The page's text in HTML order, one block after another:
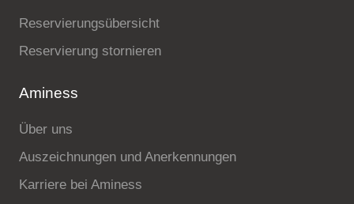
Reservierungsübersicht
Reservierung stornieren
Aminess
Über uns
Auszeichnungen und Anerkennungen
Karriere bei Aminess